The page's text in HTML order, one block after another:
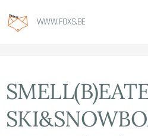
WWW.FOXS.BE